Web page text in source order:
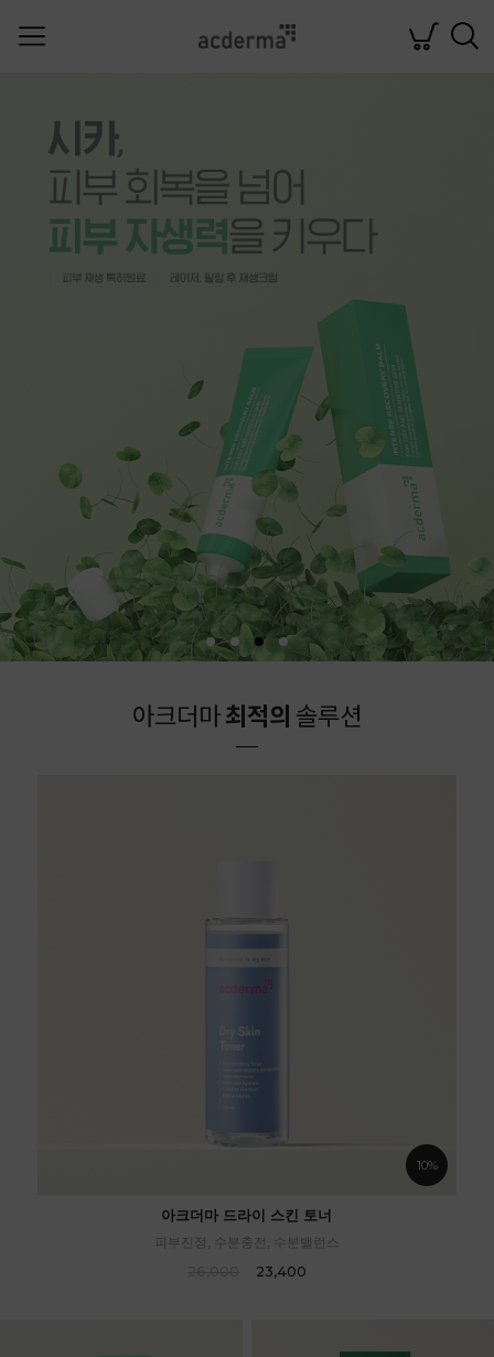
아크더마최적의 솔루션
10%
아크더마 드라이 스킨 토너
피부진정, 수분충전, 수분밸런스
23,400